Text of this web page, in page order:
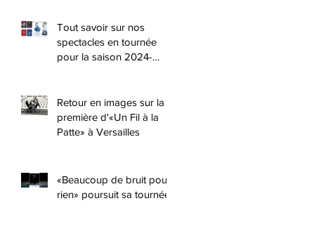
Tout savoir sur nos
spectacles en tournée
pour la saison 2024-
Retour en images sur la
première d'«Un Fil à la
Patte» à Versailles
«Beaucoup de bruit pour
rien» poursuit sa tournée